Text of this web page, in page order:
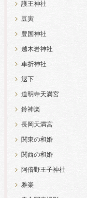
護王神社
豆寅
豊国神社
越木岩神社
車折神社
退下
道明寺天満宮
鈴神楽
長岡天満宮
関東の和婚
関西の和婚
阿倍野王子神社
雅楽